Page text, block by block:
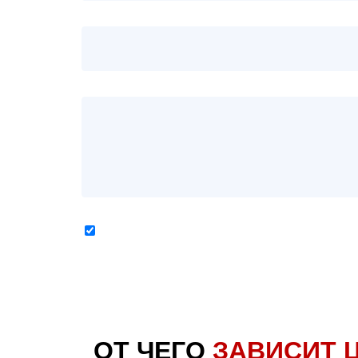
ОТ ЧЕГО ЗАВИСИТ